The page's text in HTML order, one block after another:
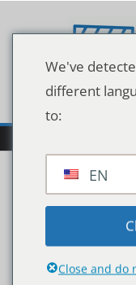
Inhalt
We've
different
to:
EN
Close and do